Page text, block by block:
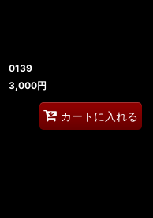
0139
3,000円
カートに入れる